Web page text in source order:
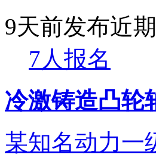
9天前发布近
7人报名
冷激铸造凸轮
某知名动力一